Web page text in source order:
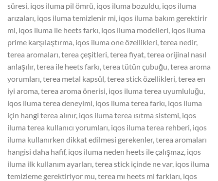
süresi, iqos iluma pil ömrü, iqos iluma bozuldu, iqos iluma
arızaları, iqos iluma temizlenir mi, iqos iluma bakım gerektirir
mi, iqos iluma ile heets farkı, iqos iluma modelleri, iqos iluma
prime karşılaştırma, iqos iluma one özellikleri, terea nedir,
terea aromaları, terea çeşitleri, terea fiyat, terea orijinal nasıl
anlaşılır, terea ile heets farkı, terea tütün çubuğu, terea aroma
yorumları, terea metal kapsül, terea stick özellikleri, terea en
iyi aroma, terea aroma önerisi, iqos iluma terea uyumluluğu,
iqos iluma terea deneyimi, iqos iluma terea farkı, iqos iluma
için hangi terea alınır, iqos iluma terea ısıtma sistemi, iqos
iluma terea kullanıcı yorumları, iqos iluma terea rehberi, iqos
iluma kullanırken dikkat edilmesi gerekenler, terea aromaları
hangisi daha hafif, iqos iluma neden heets ile çalışmaz, iqos
iluma ilk kullanım ayarları, terea stick içinde ne var, iqos iluma
temizleme gerektiriyor mu, terea mı heets mi farkları, iqos